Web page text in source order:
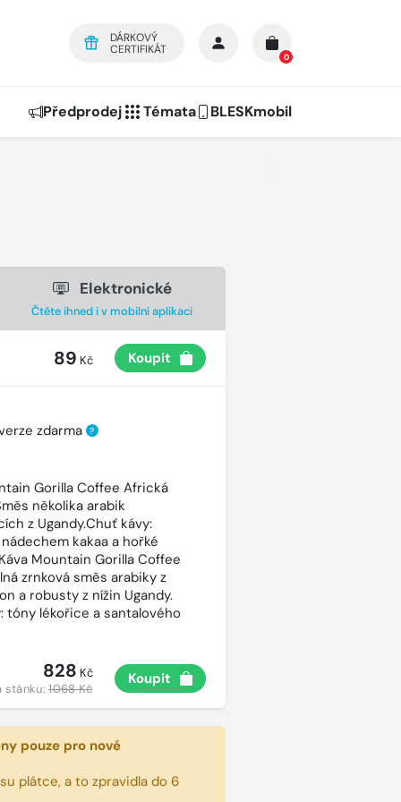
DÁRKOVÝ
CERTIFIKÁT
0
Předprodej Témata BLESKmobil
Elektronické
Čtěte ihned i v mobilní aplikaci
89 Kč Koupit
zdarma ?
Gorilla Coffee Africká
několika arabik
z Ugandy.Chuť kávy:
kakaa a hořké
Mountain Gorilla Coffee
zrnková směs arabiky z
a robusty z nížin Ugandy.
tóny lékořice a santalového
828 Kč
stánku:1068 Kč
Koupit
pouze pro nové
plátce, a to zpravidla do 6